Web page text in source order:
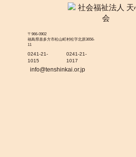
〒966-0902
福島県喜多方市松山町村松字北原3656-
11
0241-21-
1015
0241-21-
1017
info@tenshinkai.or.jp